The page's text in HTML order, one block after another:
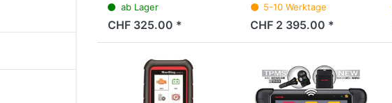
ab Lager
CHF 325.00 *
Steuergeräte, Service-
Intervalle, Elektrische-Park-
Bremse, etc. Menüsprache
Deutsch.
5-10 Werktage
CHF 2 395.00 *